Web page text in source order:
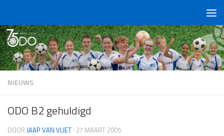
NIEUWS
ODO B2 gehuldigd
DOOR JAAP VAN VLIET · 27 MAART 2005